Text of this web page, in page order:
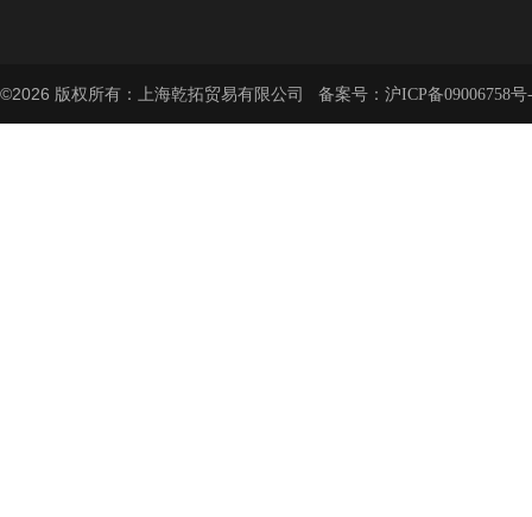
©2026 版权所有：上海乾拓贸易有限公司 备案号： 沪ICP备09006758号